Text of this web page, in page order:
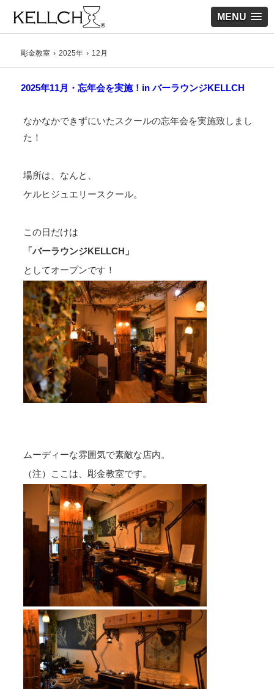
MENU
彫金教室 2025年 12 月
2025年11月・忘年会を実施！in バーラウンジKELLCH
なかなかできずにいたスクールの忘年会を実施致しまし
た！
場所は、なんと、
ケルヒジュエリースクール。
この日だけは
「バーラウンジKELLCH」
としてオープンです！
ムーディーな雰囲気で素敵な店内。
（注）ここは、彫金教室です。